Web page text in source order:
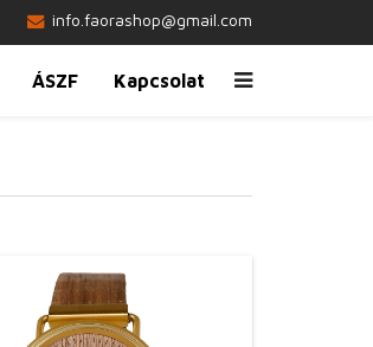
info.faorashop@gmail.com
ÁSZF Kapcsolat